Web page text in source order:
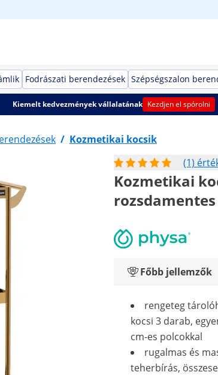
Fodrászati berendezések Szépségszalon
Kiemelt kedvezmények vállalatának Kezdjen el spórolni
/ Kozmetikai kocsik
(1)
Kozmetikai
Főbb jellemzők
rengeteg
kocsi 3 darab,
cm-es polcokkal
rugalmas és
teherbírás,